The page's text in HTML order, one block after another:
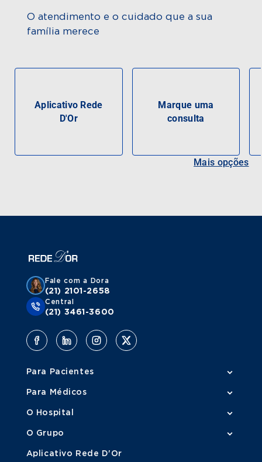
O atendimento e o cuidado que a sua
família merece
Aplicativo Rede
D'Or
Marque uma
consulta
Mais opções
Fale com a Dora
(21) 2101-2658
Central
(21) 3461-3600
Para Pacientes
Para Médicos
O Hospital
O Grupo
Aplicativo Rede D'Or